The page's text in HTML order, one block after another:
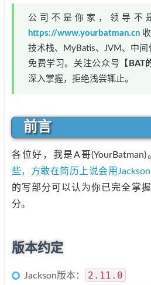
公司不是你家，领导不
https://www.yourbatman.cn
技术栈、MyBatis、JVM、中间
免费学习。关注公众号【 BAT
深入掌握，拒绝浅尝辄止。
前言
各位好，我是A哥(YourBatman)
些，方敢在简历上说会用
的写部分可以认为你已完全掌
分。
版本约定
Jackson版本： 2.11.0